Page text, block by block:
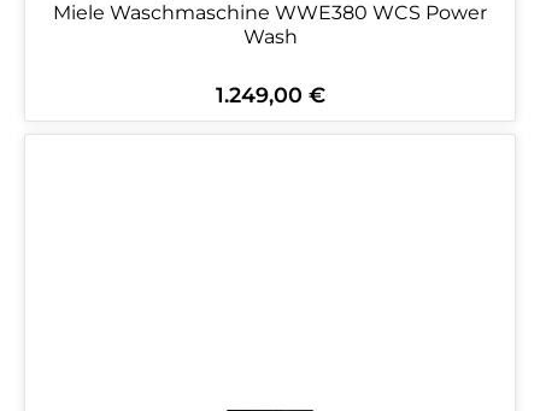
Miele Waschmaschine WWE380 WCS Power
Wash
Regulärer Preis:
1.249,00 €